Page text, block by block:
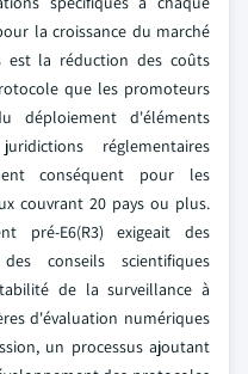
la croissance du marché
est la réduction des coûts
que les promoteurs
déploiement d'éléments
réglementaires
conséquent pour les
couvrant 20 pays ou plus.
pré-E6(R3) exigeait des
conseils scientifiques
de la surveillance à
d'évaluation numériques
un processus ajoutant